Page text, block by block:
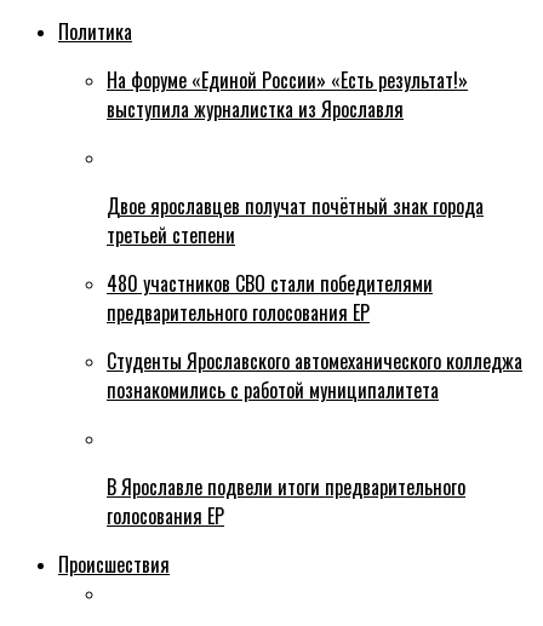
Политика
На форуме «Единой России» «Есть результат!»
выступила журналистка из Ярославля
Двое ярославцев получат почётный знак города
третьей степени
480 участников СВО стали победителями
предварительного голосования ЕР
Студенты Ярославского автомеханического колледжа
познакомились с работой муниципалитета
В Ярославле подвели итоги предварительного
голосования ЕР
Происшествия